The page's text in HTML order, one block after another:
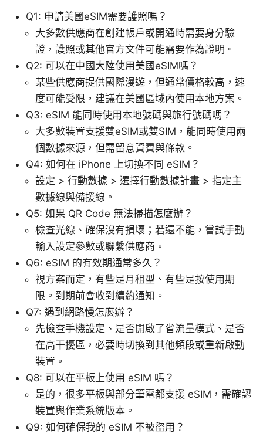
Q1: 申請美國eSIM需要護照嗎？
大多數供應商在創建帳戶或開通時需要身分驗
證，護照或其他官方文件可能需要作為證明。
Q2: 可以在中國大陸使用美國eSIM嗎？
某些供應商提供國際漫遊，但通常價格較高，速
度可能受限，建議在美國區域內使用本地方案。
Q3: eSIM 能同時使用本地號碼與旅行號碼嗎？
大多數裝置支援雙eSIM或雙SIM，能同時使用兩
個數據來源，但需留意資費與條款。
Q4: 如何在 iPhone 上切換不同 eSIM？
設定 > 行動數據 > 選擇行動數據計畫 > 指定主
數據線與備援線。
Q5: 如果 QR Code 無法掃描怎麼辦？
檢查光線、確保沒有損壞；若還不能，嘗試手動
輸入設定參數或聯繫供應商。
Q6: eSIM 的有效期通常多久？
視方案而定，有些是月租型、有些是按使用期
限。到期前會收到續約通知。
Q7: 遇到網路慢怎麼辦？
先檢查手機設定、是否開啟了省流量模式、是否
在高干擾區，必要時切換到其他頻段或重新啟動
裝置。
Q8: 可以在平板上使用 eSIM 嗎？
是的，很多平板與部分筆電都支援 eSIM，需確認
裝置與作業系統版本。
Q9: 如何確保我的 eSIM 不被盜用？